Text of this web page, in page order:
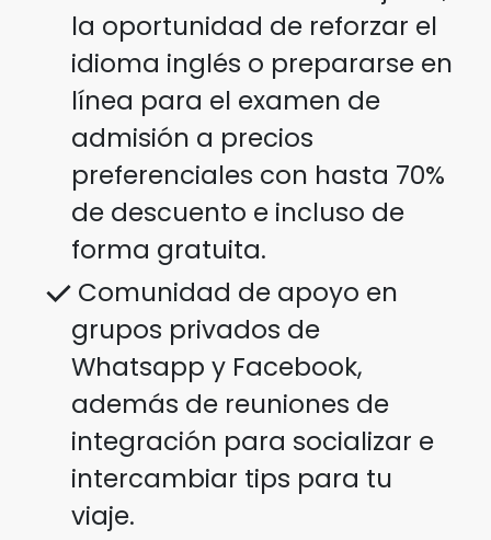
la oportunidad de reforzar el
idioma inglés o prepararse en
línea para el examen de
admisión a precios
preferenciales con hasta 70%
de descuento e incluso de
forma gratuita.
Comunidad de apoyo en
grupos privados de
Whatsapp y Facebook,
además de reuniones de
integración para socializar e
intercambiar tips para tu
viaje.